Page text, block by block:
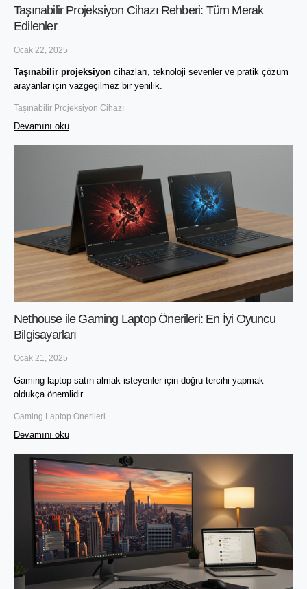
Taşınabilir Projeksiyon Cihazı Rehberi: Tüm Merak
Edilenler
Ocak 22, 2025
Taşınabilir projeksiyon cihazları, teknoloji sevenler ve pratik çözüm
arayanlar için vazgeçilmez bir yenilik.
Taşınabilir Projeksiyon Cihazı
Devamını oku
Nethouse ile Gaming Laptop Önerileri: En İyi Oyuncu
Bilgisayarları
Ocak 21, 2025
Gaming laptop satın almak isteyenler için doğru tercihi yapmak
oldukça önemlidir.
Gaming Laptop Önerileri
Devamını oku